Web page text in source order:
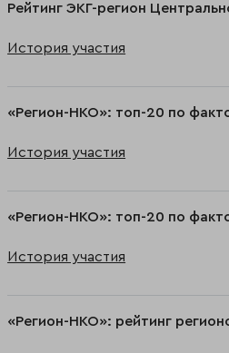
Рейтинг ЭКГ-регион
История участия
«Регион-НКО»: топ-20 по
История участия
«Регион-НКО»: топ-20 по
История участия
«Регион-НКО»: рейтинг